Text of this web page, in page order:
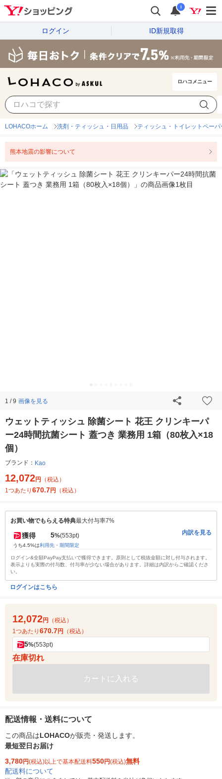
i
ログイン ID新規取得
ロハコメニュー
LOHACOホーム 洗剤・ティッシュ・日用品 ティッシュ・トイレットペーパ
熊本地震の影響について
1 / 9 画像を見る
ウェットティッシュ 除菌シート 花王 クリンキーパ
ー24時間抗菌シート 蓋つき 業務用 1箱（80枚入×18
個）
ブランド： Kao
12,072円
（税込）
1つあたり 670.7円 （税込）
お買い物でもらえる特典最大付与率7%
獲得 5%(553pt)
うち4.5%は利用先・期間限定
内訳を見る
ログイン&全額PayPay支払いで獲得できます。原則として税抜金額に対し付与されます。
表示よりも実際の付与数、付与率が少ない場合があります。詳細は内訳からご確認くださ
い。
ログインはこちら
12,072円
（税込）
1つあたり 670.7円 （税込）
5%(553pt)
在庫切れ
カートに入れる
配送情報・送料について
この商品はLOHACOが販売・発送します。
最短翌日お届け
3,780円(税込)以上で基本配送料550円(税込)無料
配送料について